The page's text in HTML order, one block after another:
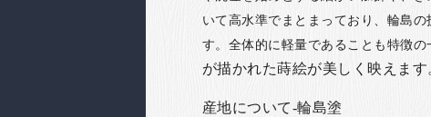
いて高水準でまとまっており、輪島
す。全体的に軽量であることも特徴の
が描かれた蒔絵が美しく映えます
産地について-輪島塗